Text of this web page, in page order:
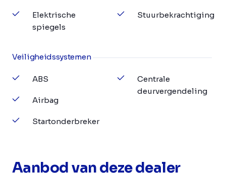
Elektrische
spiegels
Stuurbekrachtiging
Veiligheidssystemen
ABS
Airbag
Startonderbreker
Centrale
deurvergendeling
Aanbod van deze dealer